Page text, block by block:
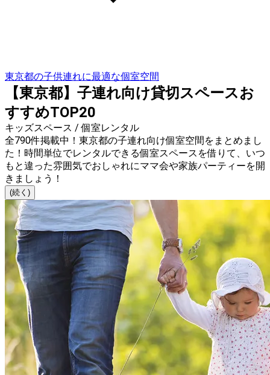
東京都の子供連れに最適な個室空間
【東京都】子連れ向け貸切スペースお
すすめTOP20
キッズスペース / 個室レンタル
全790件掲載中！東京都の子連れ向け個室空間をまとめまし
た！時間単位でレンタルできる個室スペースを借りて、いつ
もと違った雰囲気でおしゃれにママ会や家族パーティーを開
きましょう！
(続く)